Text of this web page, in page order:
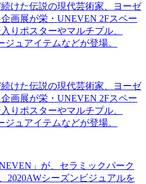
けた伝説の現代芸術家、ヨーゼ
画展が栄・UNEVEN 2Fスペー
りポスターやマルチプル、
ュアイテムなどが登場。
けた伝説の現代芸術家、ヨーゼ
画展が栄・UNEVEN 2Fスペー
りポスターやマルチプル、
ュアイテムなどが登場。
」が、セラミックパーク
2020AWシーズンビジュアルを